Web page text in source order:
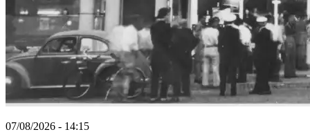
07/08/2026 - 14:15